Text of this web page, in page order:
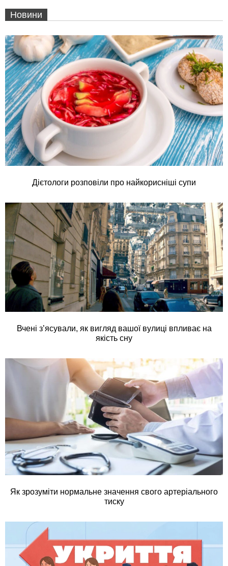
Новини
Дієтологи розповіли про найкорисніші супи
Вчені з’ясували, як вигляд вашої вулиці впливає на
якість сну
Як зрозуміти нормальне значення свого артеріального
тиску